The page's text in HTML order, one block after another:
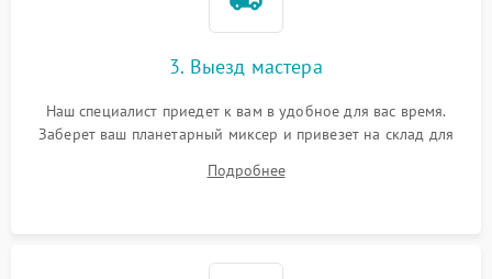
3. Выезд мастера
Наш специалист приедет к вам в удобное для вас время.
Заберет ваш планетарный миксер и привезет на склад для
Подробнее